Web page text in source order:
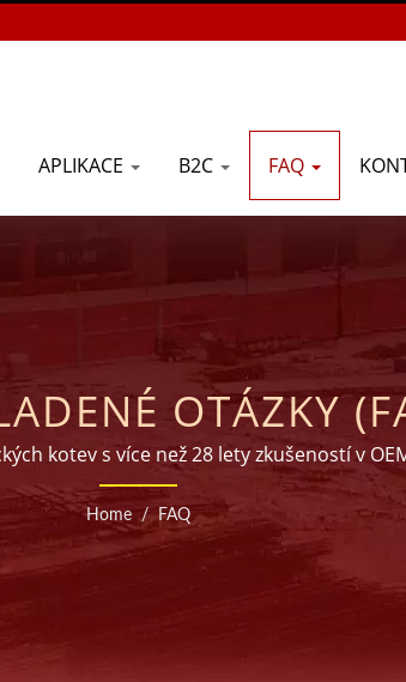
APLIKACE B2C FAQ
OTÁZKY
kotev s více než 28 lety zkušeností v
Home / FAQ